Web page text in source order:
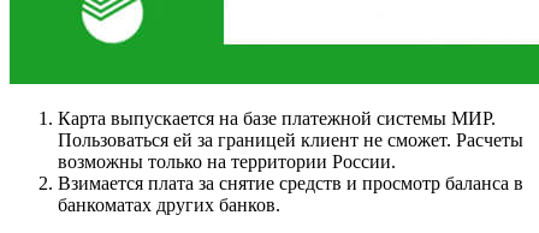
Карта выпускается на базе платежной системы МИР.
Пользоваться ей за границей клиент не сможет. Расчеты
возможны только на территории России.
Взимается плата за снятие средств и просмотр баланса в
банкоматах других банков.